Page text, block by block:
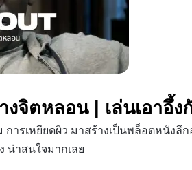
จิตหลอน | เล่นเอาอึ้ง
ารเหยียดผิว มาสร้างเป็นพล็อตหนังลึ
น่าสนใจมากเลย